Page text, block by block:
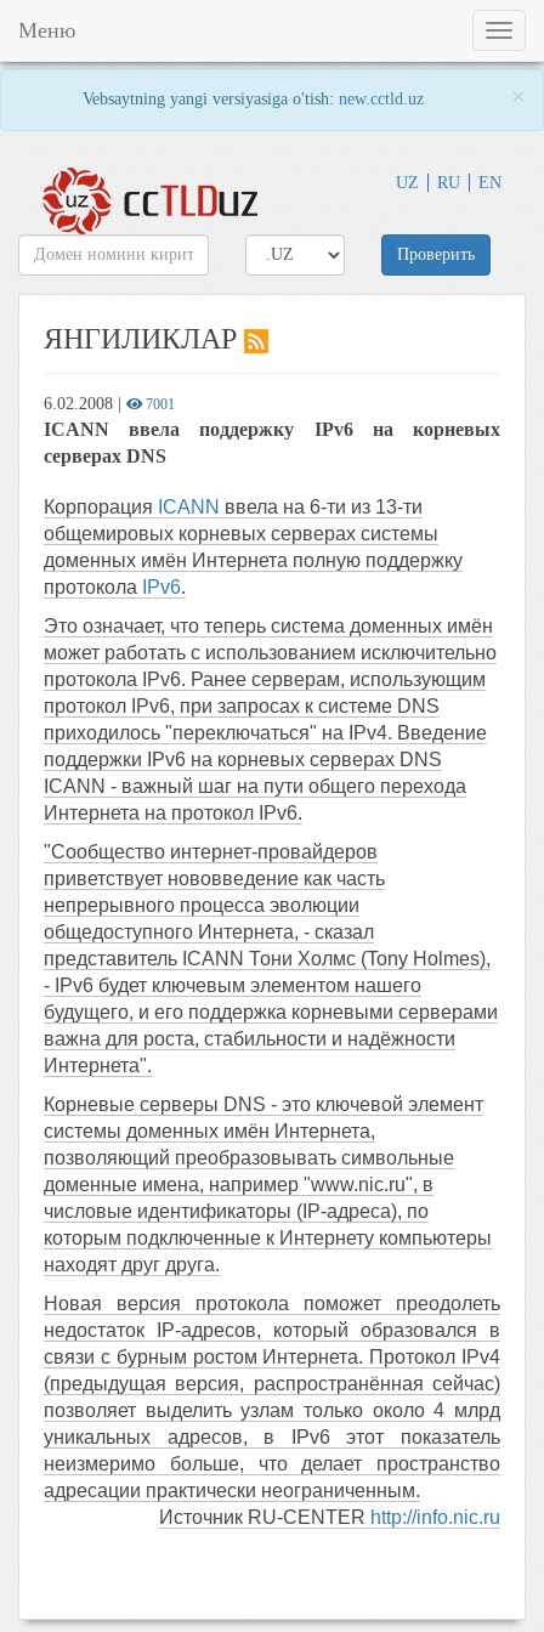
Vebsaytning yangi versiyasiga o'tish: new.cctld.uz ×
UZ RU EN
Toggle
Меню
Проверить
ЯНГИЛИКЛАР
6.02.2008 7001
ICANN ввела поддержку IPv6 на корневых
серверах DNS
Корпорация ICANN ввела на 6-ти из 13-ти
общемировых корневых серверах системы
доменных имён Интернета полную поддержку
протокола
IPv6.
Это означает, что теперь система доменных имён
может работать с использованием исключительно
протокола IPv6. Ранее серверам, использующим
протокол IPv6, при запросах к системе DNS
приходилось "переключаться" на IPv4. Введение
поддержки IPv6 на корневых серверах DNS
ICANN - важный шаг на пути общего перехода
Интернета на протокол IPv6.
"Сообщество интернет-провайдеров
приветствует нововведение как часть
непрерывного процесса эволюции
общедоступного Интернета, - сказал
представитель ICANN Тони Холмс (Tony Holmes),
- IPv6 будет ключевым элементом нашего
будущего, и его поддержка корневыми серверами
важна для роста, стабильности и надёжности
Интернета".
Корневые серверы DNS - это ключевой элемент
системы доменных имён Интернета,
позволяющий преобразовывать символьные
доменные имена, например "www.nic.ru", в
числовые идентификаторы (IP-адреса), по
которым подключенные к Интернету компьютеры
находят друг друга.
Новая версия протокола поможет преодолеть
недостаток IP-адресов, который образовался в
связи с бурным ростом Интернета. Протокол IPv4
(предыдущая версия, распространённая сейчас)
позволяет выделить узлам только около 4 млрд
уникальных адресов, в IPv6 этот показатель
неизмеримо больше, что делает пространство
адресации практически неограниченным.
Источник RU-CENTER http://info.nic.ru